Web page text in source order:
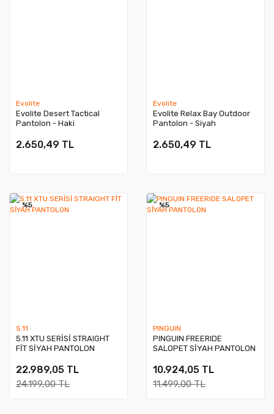
Evolite
Evolite Desert Tactical
Pantolon - Haki
2.650,49 TL
Evolite
Evolite Relax Bay Outdoor
Pantolon - Siyah
2.650,49 TL
%5
5.11
5.11 XTU SERİSİ STRAIGHT
FİT SİYAH PANTOLON
22.989,05 TL
24.199,00 TL
%5
PINGUIN
PINGUIN FREERIDE
SALOPET SİYAH PANTOLON
10.924,05 TL
11.499,00 TL